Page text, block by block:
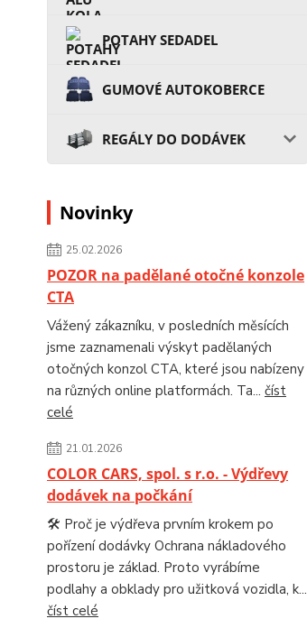
POTAHY SEDADEL
GUMOVÉ AUTOKOBERCE
REGÁLY DO DODÁVEK
Novinky
25.02.2026
POZOR na padělané otočné konzole
CTA
Vážený zákazníku, v posledních měsících
jsme zaznamenali výskyt padělaných
otočných konzol CTA, které jsou nabízeny
na různých online platformách. Ta... číst
celé
21.01.2026
COLOR CARS, spol. s r.o. - Výdřevy
dodávek na počkání
🛠️ Proč je výdřeva prvním krokem po
pořízení dodávky Ochrana nákladového
prostoru je základ. Proto vyrábíme
podlahy a obklady pro užitková vozidla, k...
číst celé